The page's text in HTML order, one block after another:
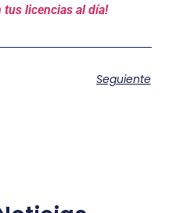
tus licencias al día!
Seguiente